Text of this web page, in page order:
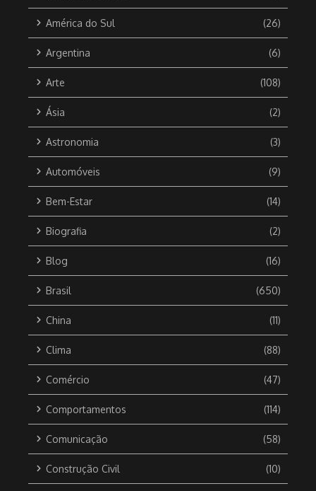
América do Sul (26)
Argentina (6)
Arte (108)
Ásia (2)
Astronomia (3)
Automóveis (9)
Bem-Estar (14)
Biografia (2)
Blog (16)
Brasil (650)
China (11)
Clima (88)
Comércio (47)
Comportamentos (114)
Comunicação (58)
Construção Civil (10)